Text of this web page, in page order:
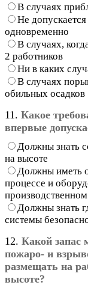
В случаях
Не
одновременно
В случаях,
2 работников
Ни в каких
В случаях
обильных осадков
11. Какое
впервые
Должны знать
на высоте
Должны иметь
процессе и
Должны знать
системы
12. Какой запас
пожаро- и
размещать на
высоте?